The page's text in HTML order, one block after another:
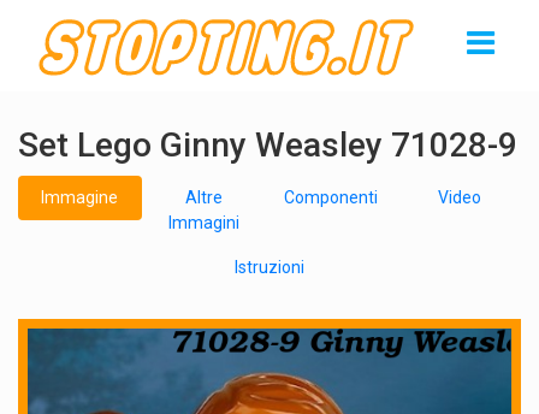
Set Lego Ginny Weasley 71028-9
Immagine
Altre
Immagini
Componenti Video
Istruzioni